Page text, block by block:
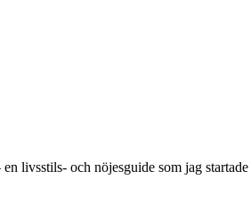
livsstils- och nöjesguide som jag